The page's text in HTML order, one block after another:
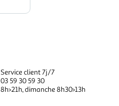
Service client 7j/7
03 59 30 59 30
8h>21h, dimanche 8h30>13h